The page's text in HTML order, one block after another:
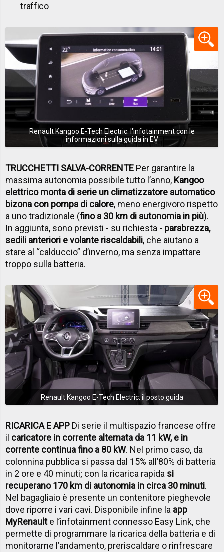
traffico
Renault Kangoo E-Tech Electric: l'infotainment con le
informazioni sulla guida in EV
TRUCCHETTI SALVA-CORRENTE Per garantire la
massima autonomia possibile tutto l’anno, Kangoo
elettrico monta di serie un climatizzatore automatico
bizona con pompa di calore, meno energivoro rispetto
a uno tradizionale (fino a 30 km di autonomia in più).
In aggiunta, sono previsti - su richiesta - parabrezza,
sedili anteriori e volante riscaldabili, che aiutano a
stare al “calduccio” d’inverno, ma senza impattare
troppo sulla batteria.
Renault Kangoo E-Tech Electric: il posto guida
RICARICA E APP Di serie il multispazio francese offre
il caricatore in corrente alternata da 11 kW, e in
corrente continua fino a 80 kW. Nel primo caso, da
colonnina pubblica si passa dal 15% all’80% di batteria
in 2 ore e 40 minuti; con la ricarica rapida si
recuperano 170 km di autonomia in circa 30 minuti.
Nel bagagliaio è presente un contenitore pieghevole
dove riporre i vari cavi. Disponibile infine la app
MyRenaulte l’infotainment connesso Easy Link, che
permette di programmare la ricarica della batteria e di
monitorarne l’andamento, preriscaldare o rinfrescare